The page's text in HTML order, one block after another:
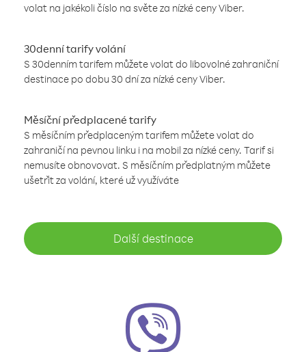
volat na jakékoli číslo na světe za nízké ceny Viber.
30denní tarify volání
S 30denním tarifem můžete volat do libovolné zahraniční
destinace po dobu 30 dní za nízké ceny Viber.
Měsíční předplacené tarify
S měsíčním předplaceným tarifem můžete volat do
zahraničí na pevnou linku i na mobil za nízké ceny. Tarif si
nemusíte obnovovat. S měsíčním předplatným můžete
ušetřit za volání, které už využíváte
Další destinace